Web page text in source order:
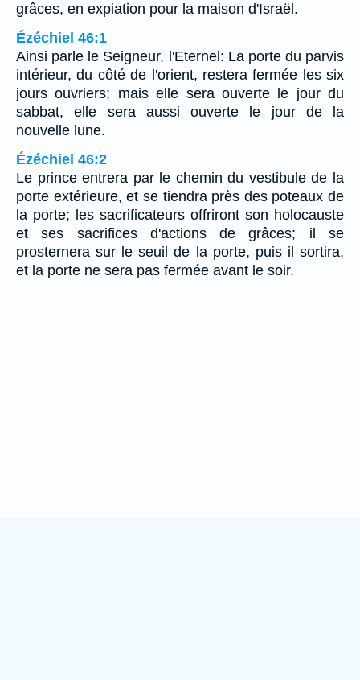
grâces, en expiation pour la maison d'Israël.
Ézéchiel 46:1
Ainsi parle le Seigneur, l'Eternel: La porte du parvis
intérieur, du côté de l'orient, restera fermée les six
jours ouvriers; mais elle sera ouverte le jour du
sabbat, elle sera aussi ouverte le jour de la
nouvelle lune.
Ézéchiel 46:2
Le prince entrera par le chemin du vestibule de la
porte extérieure, et se tiendra près des poteaux de
la porte; les sacrificateurs offriront son holocauste
et ses sacrifices d'actions de grâces; il se
prosternera sur le seuil de la porte, puis il sortira,
et la porte ne sera pas fermée avant le soir.